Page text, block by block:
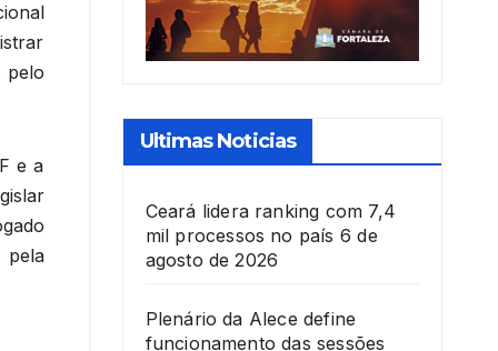
pelo
e a
pela
Ultimas Noticias
Ceará lidera ranking com 7,4
mil processos no país 6 de
agosto de 2026
Plenário da Alece define
funcionamento das sessões